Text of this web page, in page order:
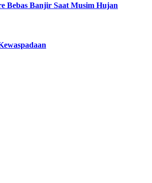
Bebas Banjir Saat Musim Hujan